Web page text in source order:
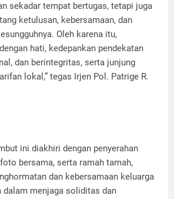
sekadar tempat bertugas, tetapi juga
ketulusan, kebersamaan, dan
Oleh karena itu,
hati, kedepankan pendekatan
dan berintegritas, serta junjung
lokal,” tegas Irjen Pol. Patrige R.
ini diakhiri dengan penyerahan
bersama, serta ramah tamah,
dan kebersamaan keluarga
dalam menjaga soliditas dan